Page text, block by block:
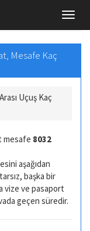
Mesafe Kaç
Uçuş Kaç
mesafe 8032
aşağıdan
başka bir
vize ve pasaport
geçen süredir.